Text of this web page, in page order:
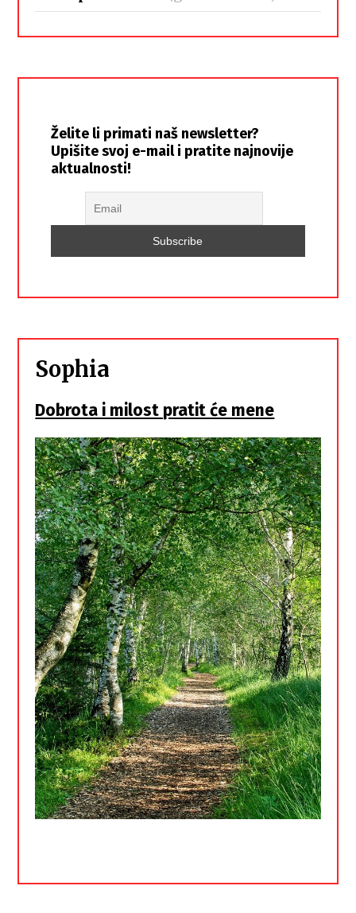
Želite li primati naš newsletter?
Upišite svoj e-mail i pratite najnovije
aktualnosti!
Sophia
Dobrota i milost pratit će mene